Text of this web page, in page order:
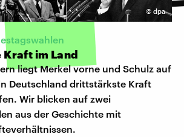
© dpa
Kraft im Land
liegt Merkel vorne und Schulz auf
Deutschland drittstärkste Kraft
Wir blicken auf zwei
aus der Geschichte mit